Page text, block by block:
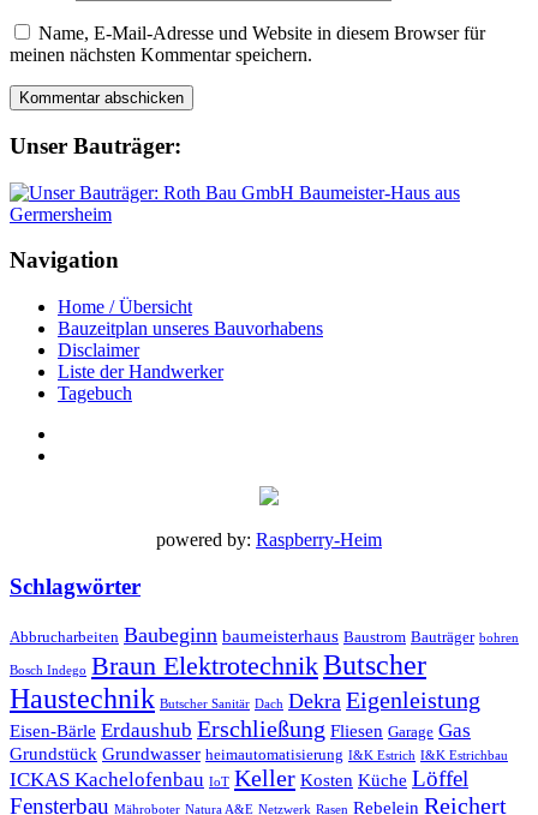
Name, E-Mail-Adresse und Website in diesem Browser für
meinen nächsten Kommentar speichern.
Unser Bauträger:
Navigation
Home / Übersicht
Bauzeitplan unseres Bauvorhabens
Disclaimer
Liste der Handwerker
Tagebuch
powered by: Raspberry-Heim
Schlagwörter
Abbrucharbeiten Baubeginn baumeisterhaus Baustrom Bauträger bohren
Bosch Indego Braun ElektrotechnikButscher
Haustechnik Butscher Sanitär Dach Dekra Eigenleistung
Eisen-Bärle Erdaushub Erschließung Fliesen Garage Gas
Grundstück Grundwasser heimautomatisierung I&K Estrich I&K Estrichbau
ICKAS Kachelofenbau IoT Keller Kosten Küche Löffel
Fensterbau Mähroboter Natura A&E Netzwerk Rasen Rebelein Reichert